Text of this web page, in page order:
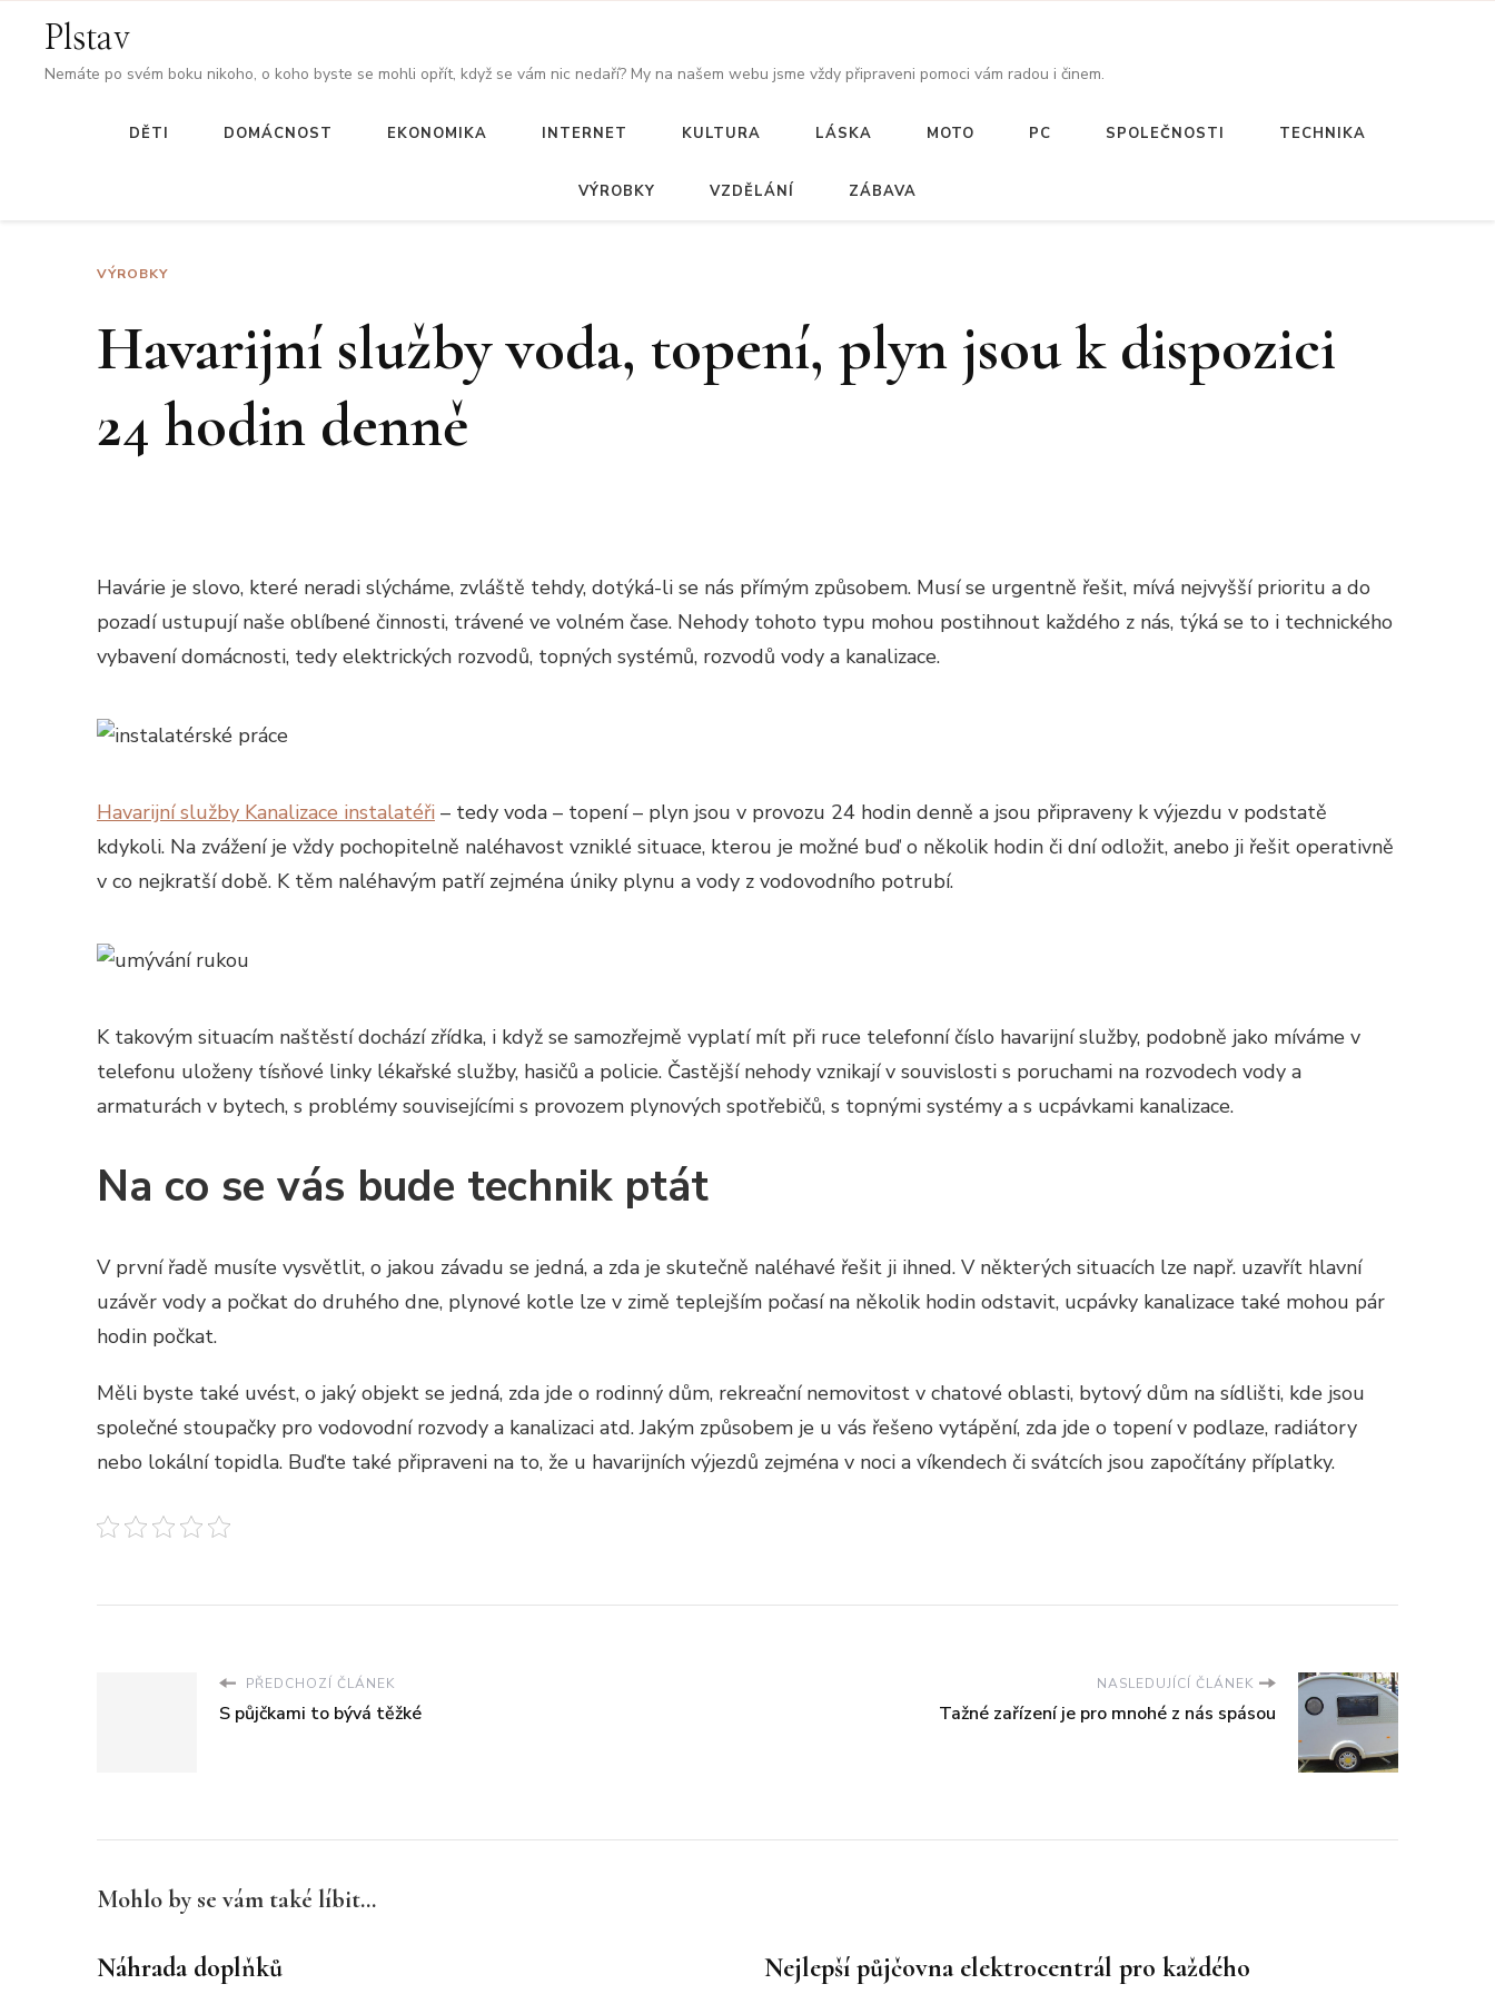
Plstav
Nemáte po svém boku nikoho, o koho byste se mohli opřít, když se vám nic nedaří? My na našem webu jsme vždy připraveni pomoci vám radou i činem.
DĚTI DOMÁCNOST EKONOMIKA INTERNET KULTURA LÁSKA MOTO PC SPOLEČNOSTI TECHNIKA
VÝROBKY VZDĚLÁNÍ ZÁBAVA
VÝROBKY
Havarijní služby voda, topení, plyn jsou k dispozici
24 hodin denně
Havárie je slovo, které neradi slýcháme, zvláště tehdy, dotýká-li se nás přímým způsobem. Musí se urgentně řešit, mívá nejvyšší prioritu a do
pozadí ustupují naše oblíbené činnosti, trávené ve volném čase. Nehody tohoto typu mohou postihnout každého z nás, týká se to i technického
vybavení domácnosti, tedy elektrických rozvodů, topných systémů, rozvodů vody a kanalizace.
Havarijní služby Kanalizace instalatéři – tedy voda – topení – plyn jsou v provozu 24 hodin denně a jsou připraveny k výjezdu v podstatě
kdykoli. Na zvážení je vždy pochopitelně naléhavost vzniklé situace, kterou je možné buď o několik hodin či dní odložit, anebo ji řešit operativně
v co nejkratší době. K těm naléhavým patří zejména úniky plynu a vody z vodovodního potrubí.
K takovým situacím naštěstí dochází zřídka, i když se samozřejmě vyplatí mít při ruce telefonní číslo havarijní služby, podobně jako míváme v
telefonu uloženy tísňové linky lékařské služby, hasičů a policie. Častější nehody vznikají v souvislosti s poruchami na rozvodech vody a
armaturách v bytech, s problémy souvisejícími s provozem plynových spotřebičů, s topnými systémy a s ucpávkami kanalizace.
Na co se vás bude technik ptát
V první řadě musíte vysvětlit, o jakou závadu se jedná, a zda je skutečně naléhavé řešit ji ihned. V některých situacích lze např. uzavřít hlavní
uzávěr vody a počkat do druhého dne, plynové kotle lze v zimě teplejším počasí na několik hodin odstavit, ucpávky kanalizace také mohou pár
hodin počkat.
Měli byste také uvést, o jaký objekt se jedná, zda jde o rodinný dům, rekreační nemovitost v chatové oblasti, bytový dům na sídlišti, kde jsou
společné stoupačky pro vodovodní rozvody a kanalizaci atd. Jakým způsobem je u vás řešeno vytápění, zda jde o topení v podlaze, radiátory
nebo lokální topidla. Buďte také připraveni na to, že u havarijních výjezdů zejména v noci a víkendech či svátcích jsou započítány příplatky.
PŘEDCHOZÍ ČLÁNEK
S půjčkami to bývá těžké
NASLEDUJÍCÍ ČLÁNEK
Tažné zařízení je pro mnohé z nás spásou
Mohlo by se vám také líbit...
Náhrada doplňků Nejlepší půjčovna elektrocentrál pro každého